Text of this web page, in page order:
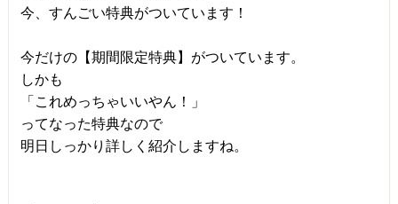
今、すんごい特典がついています！
今だけの【期間限定特典】がついています。
しかも
「これめっちゃいいやん！」
ってなった特典なので
明日しっかり詳しく紹介しますね。